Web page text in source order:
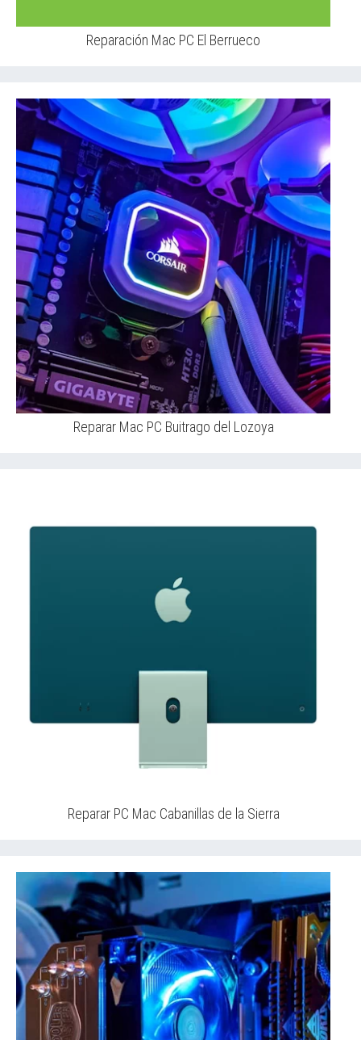
Reparación Mac PC El Berrueco
Reparar Mac PC Buitrago del Lozoya
Reparar PC Mac Cabanillas de la Sierra